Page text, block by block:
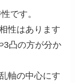
です。
性はあります
3凸の方が分か
軸の中心にす